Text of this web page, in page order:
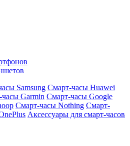
Samsung Смарт-часы Huawei
Garmin Смарт-часы Google
Смарт-часы Nothing Смарт-
Аксессуары для смарт-часов